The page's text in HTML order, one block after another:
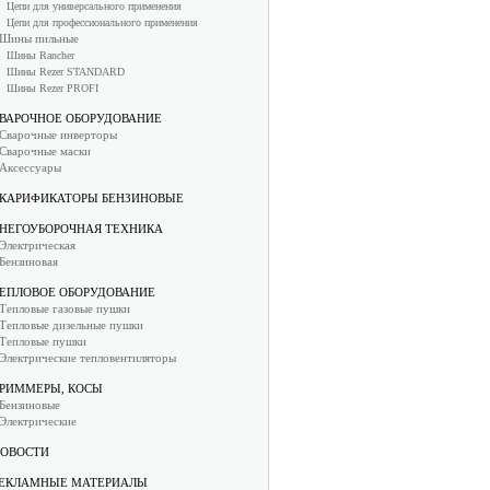
Цепи для универсального применения
Цепи для профессионального применения
Шины пильные
Шины Rancher
Шины Rezer STANDARD
Шины Rezer PROFI
ОБОРУДОВАНИЕ
Сварочные инверторы
Сварочные маски
Аксессуары
БЕНЗИНОВЫЕ
ТЕХНИКА
Электрическая
Бензиновая
ОБОРУДОВАНИЕ
Тепловые газовые пушки
Тепловые дизельные пушки
Тепловые пушки
Электрические тепловентиляторы
КОСЫ
Бензиновые
Электрические
МАТЕРИАЛЫ